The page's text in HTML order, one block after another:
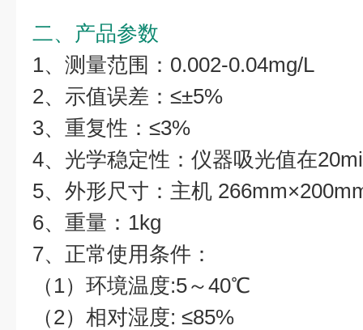
二、产品参数
1、 测量范围：0.002-0.04mg/L
2、示值误差：≤±5%
3、重复性：≤3%
4、光学稳定性：仪器吸光值在
5、外形尺寸：主机
6、重量：1kg
7、正常使用条件：
（1）环境温度:5～40℃
（2）相对湿度: ≤85%